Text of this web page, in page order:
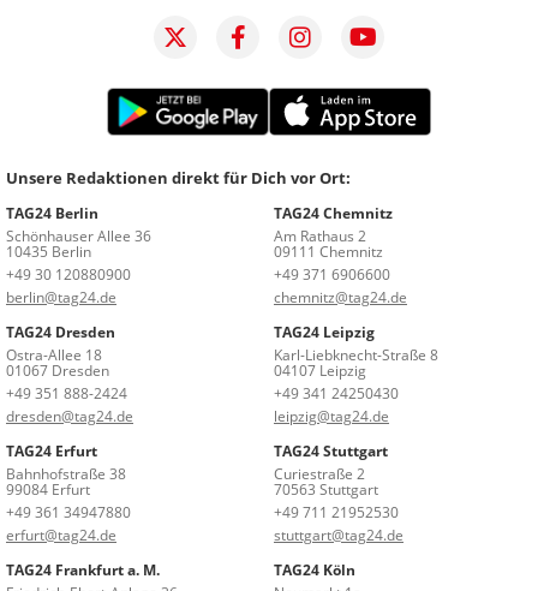
Unsere Redaktionen direkt für Dich vor Ort:
TAG24 Berlin
Schönhauser Allee 36
10435 Berlin
+49 30 120880900
berlin@tag24.de
TAG24 Chemnitz
Am Rathaus 2
09111 Chemnitz
+49 371 6906600
chemnitz@tag24.de
TAG24 Dresden
Ostra-Allee 18
01067 Dresden
+49 351 888-2424
dresden@tag24.de
TAG24 Leipzig
Karl-Liebknecht-Straße 8
04107 Leipzig
+49 341 24250430
leipzig@tag24.de
TAG24 Erfurt
Bahnhofstraße 38
99084 Erfurt
+49 361 34947880
erfurt@tag24.de
TAG24 Stuttgart
Curiestraße 2
70563 Stuttgart
+49 711 21952530
stuttgart@tag24.de
TAG24 Frankfurt a. M.
TAG24 Köln